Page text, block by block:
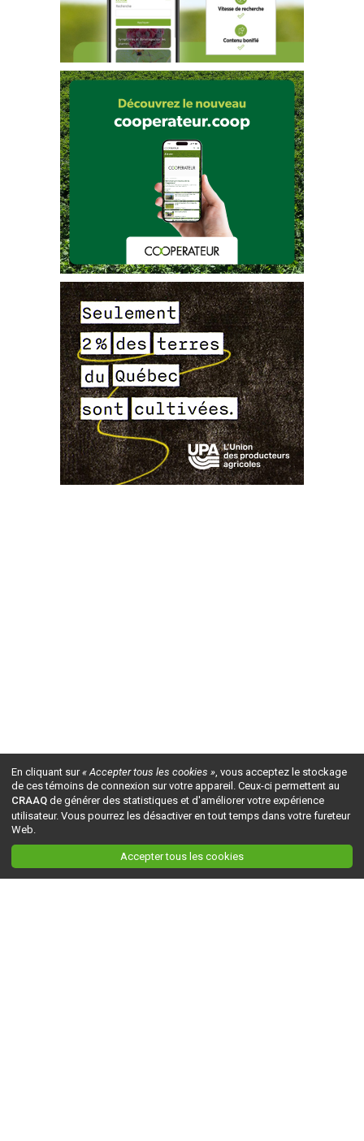
En cliquant sur« Accepter tous les cookies », vous acceptez le stockage
de ces témoins de connexion sur votre appareil. Ceux-ci permettent au
CRAAQ de générer des statistiques et d'améliorer votre expérience
utilisateur. Vous pourrez les désactiver en tout temps dans votre fureteur
Web.
Accepter tous les cookies